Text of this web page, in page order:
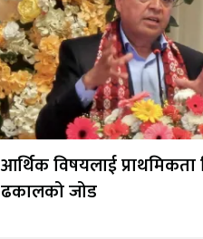
आर्थिक विषयलाई प्राथमिकता
ढकालको जोड